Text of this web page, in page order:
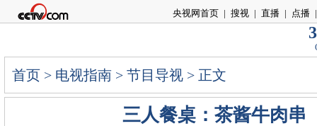
央视网首页 | 搜视 | 直播 | 点播 |
首页 > 电视指南 > 节目导视 > 正文
三人餐桌：茶酱牛肉串